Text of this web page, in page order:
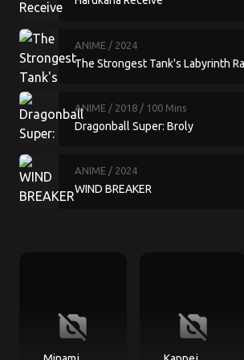
ANIME / 2024
The Strongest Tank's Labyrinth
ANIME / 2018 / 100 Mins
Dragonball Super: Broly
ANIME / 2024
WIND BREAKER
no_photography no_photography